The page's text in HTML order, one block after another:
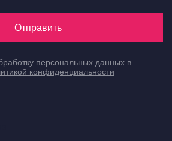
Отправить
персональных данных в
конфиденциальности